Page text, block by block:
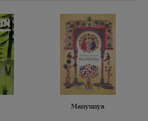
Manyunya